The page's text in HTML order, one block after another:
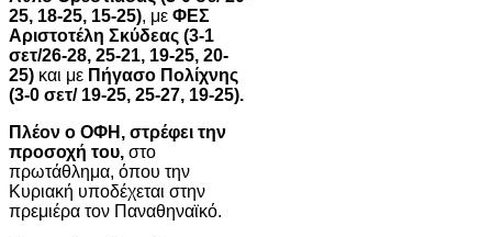
25, 18-25, 15-25), με ΦΕΣ
Αριστοτέλη Σκύδεας (3-1
σετ/26-28, 25-21, 19-25, 20-
25) και με Πήγασο Πολίχνης
(3-0 σετ/ 19-25, 25-27, 19-25).
Πλέον ο ΟΦΗ, στρέφει την
προσοχή του, στο
πρωτάθλημα, όπου την
Κυριακή υποδέχεται στην
πρεμιέρα τον Παναθηναϊκό.